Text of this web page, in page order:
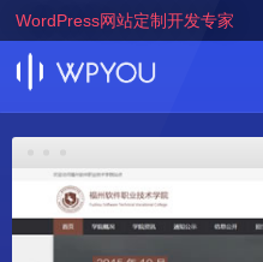
WordPress网站定制开发专家